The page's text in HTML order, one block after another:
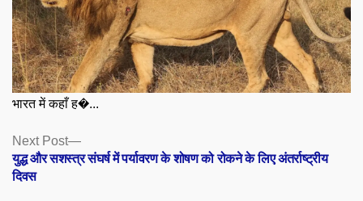
भारत में कहाँ ह�...
Posts
navigation
Next Post
Next
post:
युद्ध और सशस्त्र संघर्ष में पर्यावरण के शोषण को रोकने के लिए अंतर्राष्ट्रीय
दिवस